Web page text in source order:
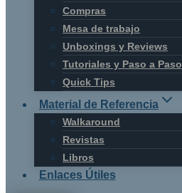
Compras
Mesa de trabajo
Unboxings y Reviews
Tutoriales y Paso a Paso
Quick Tips
Material de Referencia
Walkaround
Revistas
Libros
Enlaces Útiles